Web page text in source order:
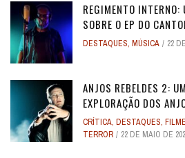
REGIMENTO INTERNO:
SOBRE O EP DO
DESTAQUES, MÚSICA 22
ANJOS REBELDES 2:
EXPLORAÇÃO DOS
CRÍTICA, DESTAQUES,
TERROR
22 DE MAIO DE